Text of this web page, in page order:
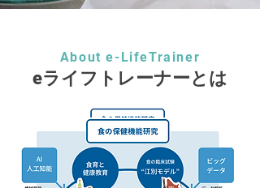
About e-LifeTrainer
eライフトレーナーとは